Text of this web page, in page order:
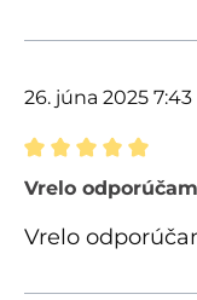
26. júna 2025 7:43
Recenzia s
Vrelo odporúčam
Vrelo